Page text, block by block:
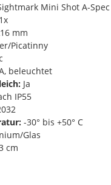
Mini Shot A-
1x
mm
Picatinny
beleuchtet
Ja
IP55
-30° bis +50° C
Glas
cm